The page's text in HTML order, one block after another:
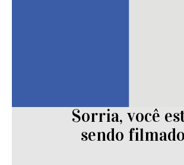
Sorria, você
sendo filmado